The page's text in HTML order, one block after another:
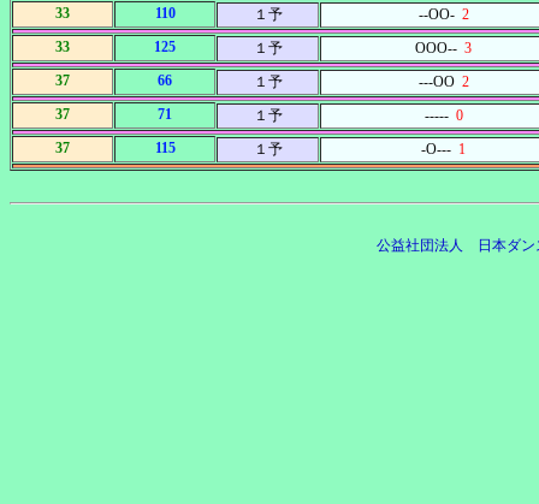
33
110 １予 --OO-2
33
125 １予 OOO-- 3
37
66 １予 ---OO2
37
71 １予 -----0
37
115 １予 -O--- 1
公益社団法人 日本ダ